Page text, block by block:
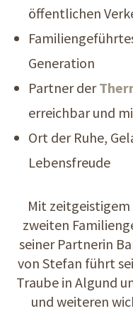
öffentlichen
Generation
Partner der
erreichbar und
Ort der Ruhe,
Lebensfreude
Mit
zweiten
seiner Partnerin
von Stefan führt
Traube in Algund
und weiteren